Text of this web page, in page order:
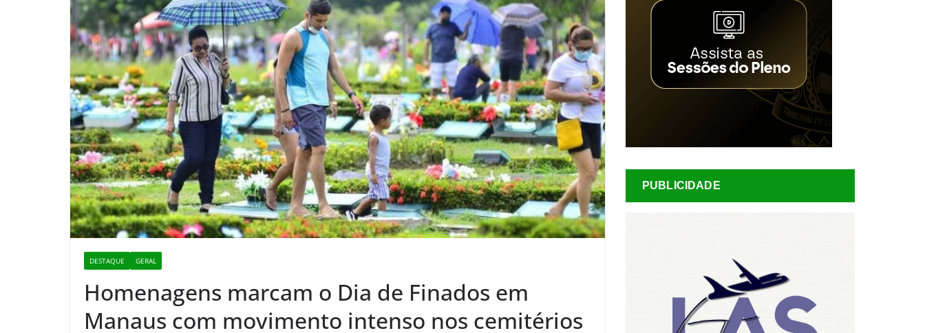
DESTAQUE GERAL
Homenagens marcam o Dia de Finados em
Manaus com movimento intenso nos cemitérios
PUBLICIDADE